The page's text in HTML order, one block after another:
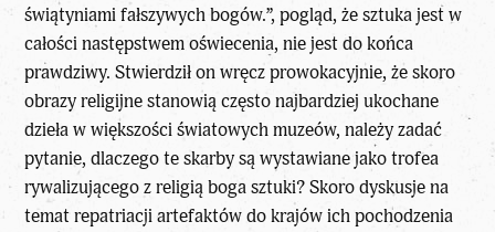
świątyniami fałszywych bogów.”, pogląd, żesztuka jest w
całości następstwem oświecenia, nie jest do końca
prawdziwy. Stwierdził on wręcz prowokacyjnie, że skoro
obrazy religijne stanowią często najbardziej ukochane
dzieła w większości światowych muzeów, należy zadać
pytanie, dlaczego te skarby są wystawiane jako trofea
rywalizującego z religią boga sztuki? Skoro dyskusje na
temat repatriacji artefaktów do krajów ich pochodzenia